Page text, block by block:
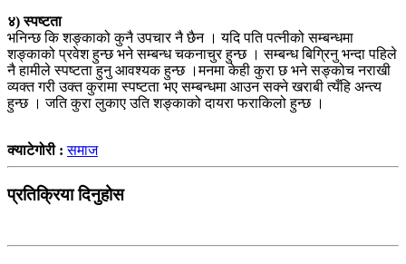
४) स्पष्टता
भनिन्छ कि शङ्काको कुनै उपचार नै छैन । यदि पति पत्नीको सम्बन्धमा
शङ्काको प्रवेश हुन्छ भने सम्बन्ध चकनाचुर हुन्छ । सम्बन्ध बिग्रिनु भन्दा पहिले
नै हामीले स्पष्टता हुनु आवश्यक हुन्छ ।मनमा केही कुरा छ भने सङ्कोच नराखी
व्यक्त गरी उक्त कुरामा स्पष्टता भए सम्बन्धमा आउन सक्ने खराबी त्यँहि अन्त्य
हुन्छ । जति कुरा लुकाए उति शङ्काको दायरा फराकिलो हुन्छ ।
क्याटेगोरी :समाज
प्रतिक्रिया दिनुहोस